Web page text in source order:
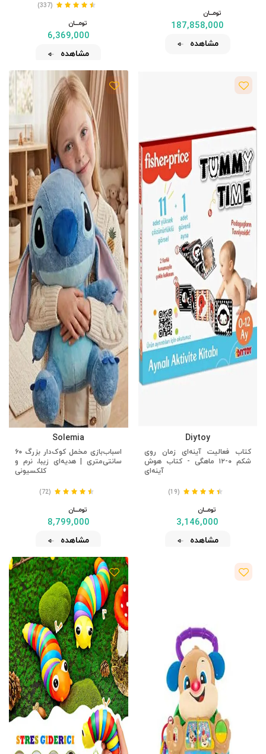
تومــــــان
187,858,000
مشاهده
(337)
تومــــــان
6,369,000
مشاهده
Diytoy
کتاب فعالیت آینه‌ای زمان روی
شکم ۰-۱۲ ماهگی - کتاب هوش
آینه‌ای
(19)
تومــــــان
3,146,000
مشاهده
Solemia
اسباب‌بازی مخمل کوک‌دار بزرگ ۶۰
سانتی‌متری | هدیه‌ای زیبا، نرم و
کلکسیونی
(72)
تومــــــان
8,799,000
مشاهده